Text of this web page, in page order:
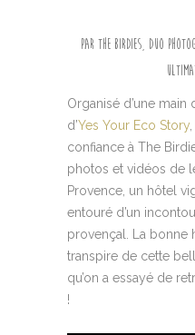
Par The Birdies, duo
Organisé d’une
d’Yes Your Eco Story
confiance à The
photos et vidéos de
Provence, un hôtel
entouré d’un
provençal. La bonne
transpire de cette
qu’on a essayé de
!